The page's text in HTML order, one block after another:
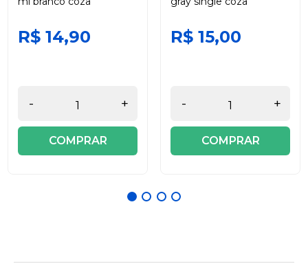
R$ 14,90
- +
COMPRAR
R$ 15,00
- +
COMPRAR